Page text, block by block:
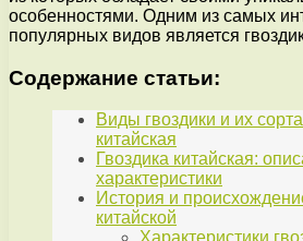
особенностями. Одним из самых
популярных видов является
Содержание статьи:
Виды гвоздики и их
китайская
Гвоздика китайская:
характеристики
История и
китайской